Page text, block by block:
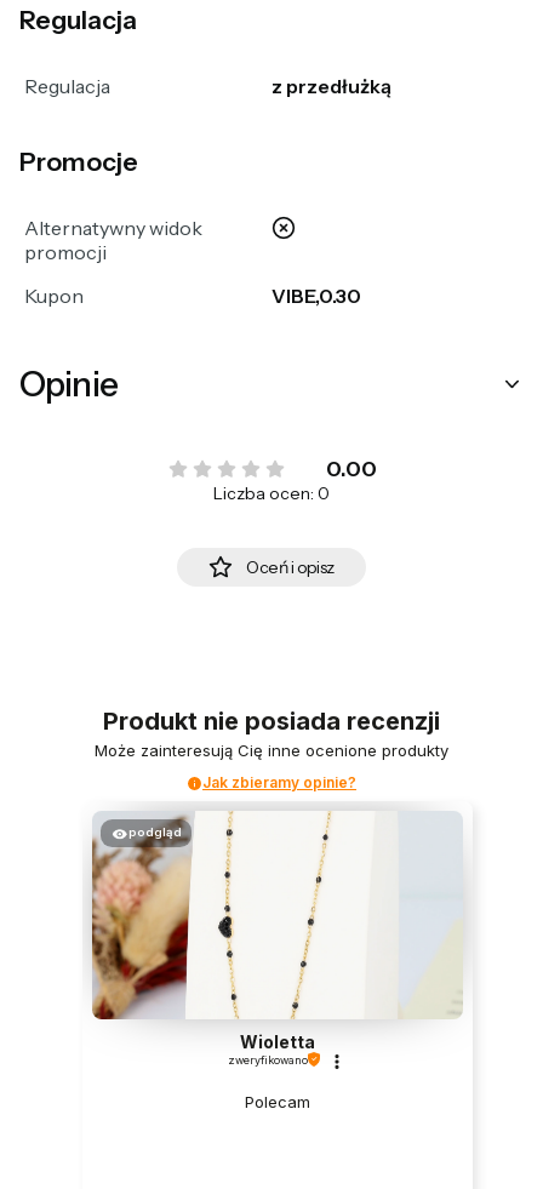
Regulacja
Regulacja z przedłużką
Promocje
Alternatywny widok
promocji
nie
Kupon VIBE,0.30
Opinie
0.00
Liczba ocen: 0
Oceń i opisz
Produkt nie posiada recenzji
Może zainteresują Cię inne ocenione produkty
Jak zbieramy opinie?
podgląd
Wioletta
zweryfikowano
Polecam